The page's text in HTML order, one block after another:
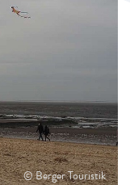
© Berger Touristik